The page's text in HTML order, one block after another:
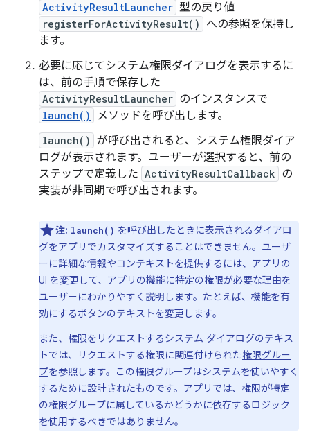
ActivityResultLauncher 型の戻り値
registerForActivityResult()
への参照を保持し
ます。
必要に応じてシステム権限ダイアログを表示するに
は、前の手順で保存した
ActivityResultLauncher のインスタンスで
launch() メソッドを呼び出します。
launch() が呼び出されると、システム権限ダイア
ログが表示されます。ユーザーが選択すると、前の
ステップで定義した ActivityResultCallback の
実装が非同期で呼び出されます。
注: launch() を呼び出したときに表示されるダイアロ
グをアプリでカスタマイズすることはできません。 ユーザ
ーに詳細な情報やコンテキストを提供するには、アプリの
UI を変更して、アプリの機能に特定の権限が必要な理由を
ユーザーにわかりやすく説明します。たとえば、機能を有
効にするボタンのテキストを変更します。
また、権限をリクエストするシステム ダイアログのテキス
トでは、リクエストする権限に関連付けられた権限グルー
プを参照します。この権限グループはシステムを使いやすく
するために設計されたものです。アプリでは、権限が特定
の権限グループに属しているかどうかに依存するロジック
を使用するべきではありません。